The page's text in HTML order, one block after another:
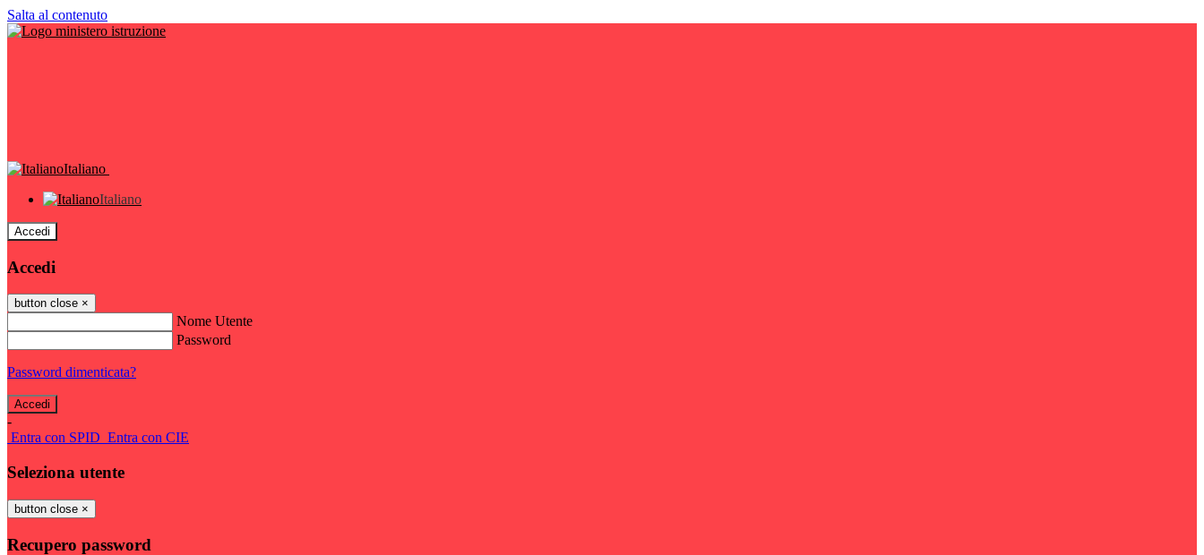
Salta al contenuto
Italiano
Italiano
Accedi
Accedi
button close ×
Nome Utente
Password
Password dimenticata?
-
Entra con SPID Entra con CIE
Seleziona utente
button close ×
Recupero password